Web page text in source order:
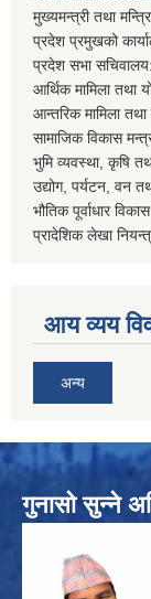
मुख्यमन्त्री तथा
प्रदेश प्रमुखको
प्रदेश सभा सचिवालय:
आर्थिक मामिला तथा
आन्तरिक मामिला
सामाजिक विकास
भुमि व्यवस्था, कृषि
उद्योग, पर्यटन, वन
भौतिक पूर्वाधार
प्रादेशिक लेखा
आय व्यय
अन्य
गुनासो सुन्ने